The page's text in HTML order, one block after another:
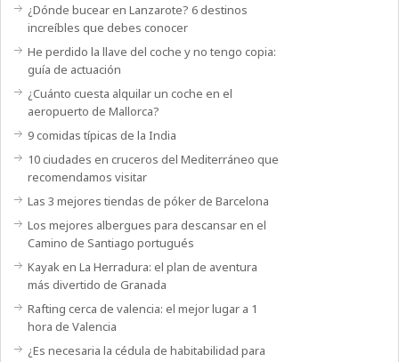
¿Dónde bucear en Lanzarote? 6 destinos
increíbles que debes conocer
He perdido la llave del coche y no tengo copia:
guía de actuación
¿Cuánto cuesta alquilar un coche en el
aeropuerto de Mallorca?
9 comidas típicas de la India
10 ciudades en cruceros del Mediterráneo que
recomendamos visitar
Las 3 mejores tiendas de póker de Barcelona
Los mejores albergues para descansar en el
Camino de Santiago portugués
Kayak en La Herradura: el plan de aventura
más divertido de Granada
Rafting cerca de valencia: el mejor lugar a 1
hora de Valencia
¿Es necesaria la cédula de habitabilidad para